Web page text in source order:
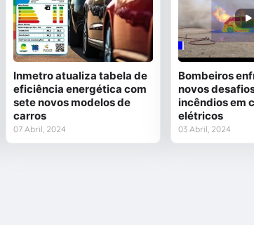
Inmetro atualiza tabela de
eficiência energética com
sete novos modelos de
carros
07 Abril, 2024
Bombeiros
novos
incêndios em
elétricos
03 Abril, 2024